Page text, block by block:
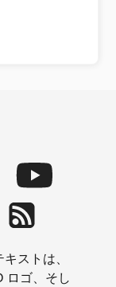
ストは、
ロゴ、そし